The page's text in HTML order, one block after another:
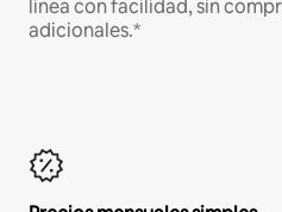
línea con facilidad, sin
adicionales.*